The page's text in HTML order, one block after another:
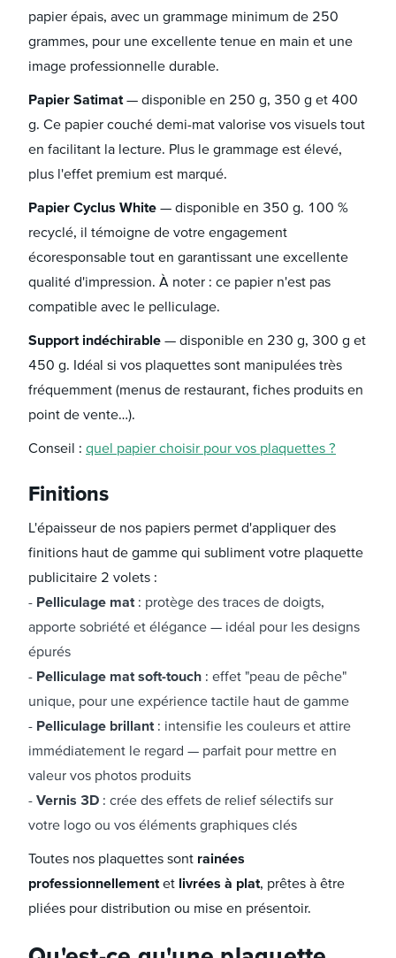
papier épais, avec un grammage minimum de 250
grammes, pour une excellente tenue en main et une
image professionnelle durable.
Papier Satimat — disponible en 250 g, 350 g et 400
g. Ce papier couché demi-mat valorise vos visuels tout
en facilitant la lecture. Plus le grammage est élevé,
plus l'effet premium est marqué.
Papier Cyclus White — disponible en 350 g. 100 %
recyclé, il témoigne de votre engagement
écoresponsable tout en garantissant une excellente
qualité d'impression. À noter : ce papier n'est pas
compatible avec le pelliculage.
Support indéchirable — disponible en 230 g, 300 g et
450 g. Idéal si vos plaquettes sont manipulées très
fréquemment (menus de restaurant, fiches produits en
point de vente…).
Conseil : quel papier choisir pour vos plaquettes ?
Finitions
L'épaisseur de nos papiers permet d'appliquer des
finitions haut de gamme qui subliment votre plaquette
publicitaire 2 volets :
Pelliculage mat : protège des traces de doigts,
apporte sobriété et élégance — idéal pour les designs
épurés
Pelliculage mat soft-touch : effet "peau de pêche"
unique, pour une expérience tactile haut de gamme
Pelliculage brillant : intensifie les couleurs et attire
immédiatement le regard — parfait pour mettre en
valeur vos photos produits
Vernis 3D : crée des effets de relief sélectifs sur
votre logo ou vos éléments graphiques clés
Toutes nos plaquettes sont rainées
professionnellement et livrées à plat, prêtes à être
pliées pour distribution ou mise en présentoir.